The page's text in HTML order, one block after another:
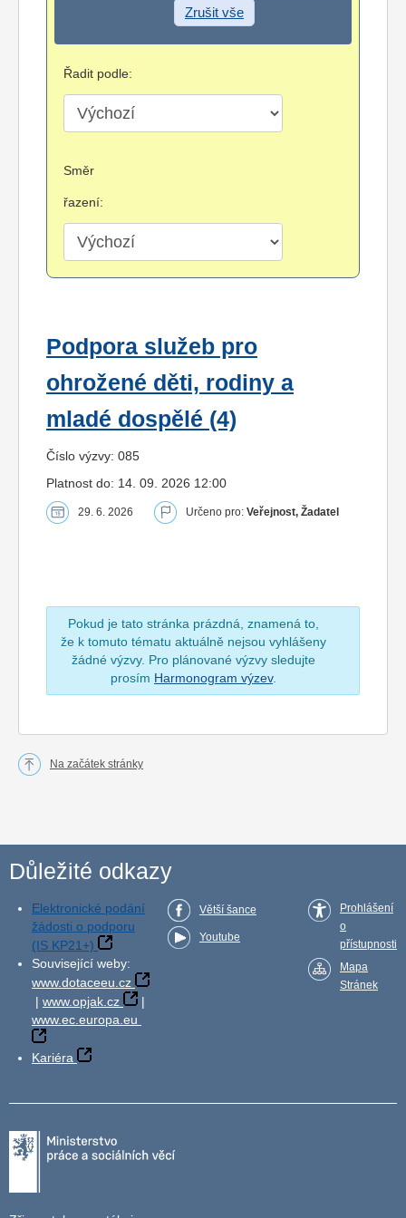
Zrušit vše
Řadit podle:
Směr
řazení:
Podpora služeb pro
ohrožené děti, rodiny a
mladé dospělé (4)
Číslo výzvy: 085
Platnost do: 14. 09. 2026 12:00
29. 6. 2026 Určeno pro: Veřejnost, Žadatel
Pokud je tato stránka prázdná, znamená to,
že k tomuto tématu aktuálně nejsou vyhlášeny
žádné výzvy. Pro plánované výzvy sledujte
prosím Harmonogram výzev.
Na začátek stránky
Důležité odkazy
Elektronické podání
žádosti o podporu
(IS KP21+)
Související weby:
www.dotaceeu.cz
| www.opjak.cz
|
www.ec.europa.eu
Kariéra
Větší šance
Youtube
Prohlášení
o
přístupnosti
Mapa
Stránek